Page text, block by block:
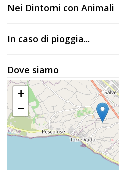
Registrati
Nei Dintorni con Animali
In caso di pioggia...
Dove siamo
+
−